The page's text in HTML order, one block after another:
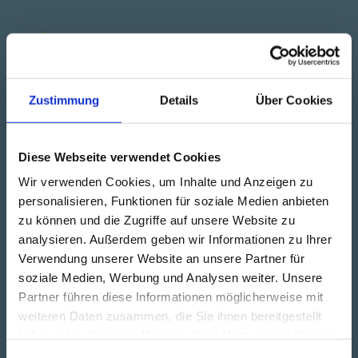
Zustimmung Details Über Cookies
Diese Webseite verwendet Cookies
Wir verwenden Cookies, um Inhalte und Anzeigen zu
personalisieren, Funktionen für soziale Medien anbieten
zu können und die Zugriffe auf unsere Website zu
analysieren. Außerdem geben wir Informationen zu Ihrer
Verwendung unserer Website an unsere Partner für
soziale Medien, Werbung und Analysen weiter. Unsere
Partner führen diese Informationen möglicherweise mit
weiteren Daten zusammen, die Sie ihnen bereitgestellt
Inhalt
Menü
This is an example page. It’s different from a blog post
your site navigation (in most themes). Most people
start with an About page that introduces them to
potential site visitors. It might say something like this:
Hi there! I’m a bike messenger by day, aspiring actor
by night, and this is my website. I live in Los
Angeles, have a great dog named Jack, and I like
piña coladas. (And gettin‘ caught in the rain.)